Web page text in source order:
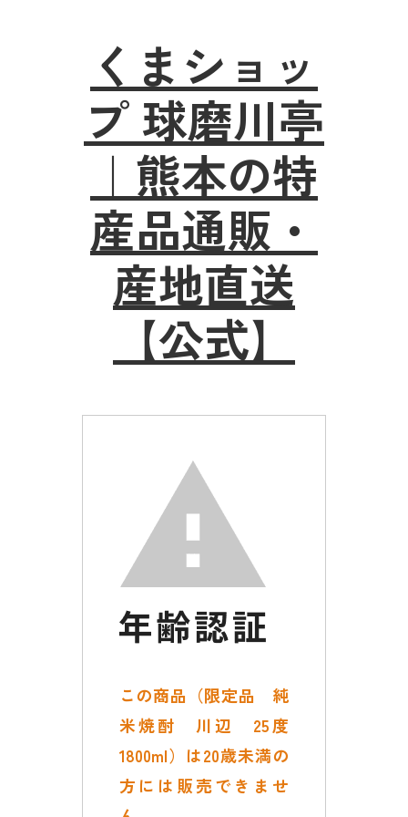
くまショッ
プ 球磨川亭
｜熊本の特
産品通販・
産地直送
【公式】
この商品（限定品 純
米焼酎 川辺 25度
1800ml）は20歳未満の
方には販売できませ